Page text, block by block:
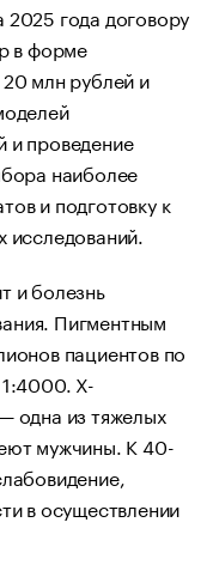
года договору
в форме
млн рублей и
и проведение
наиболее
и подготовку к
исследований.
и болезнь
Пигментным
пациентов по
Х-
одна из тяжелых
мужчины. К 40-
в осуществлении